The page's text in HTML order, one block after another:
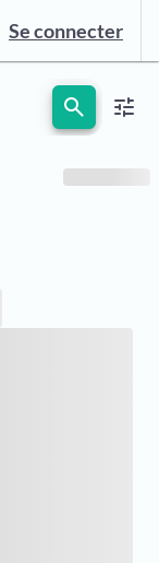
Se connecter
search tune